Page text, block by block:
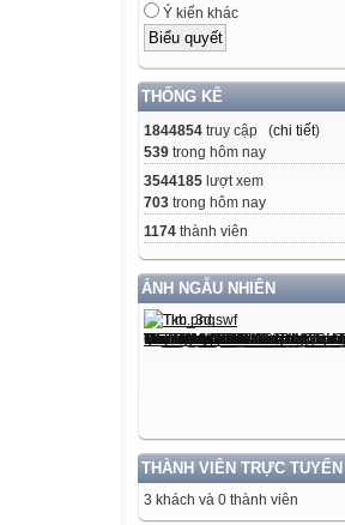
Ý kiến khác
THỐNG KÊ
1844854 truy cập (chi tiết)
539 trong hôm nay
3544185 lượt xem
703 trong hôm nay
1174 thành viên
ẢNH NGẪU NHIÊN
THÀNH VIÊN TRỰC TUYẾN
3 khách và 0 thành viên